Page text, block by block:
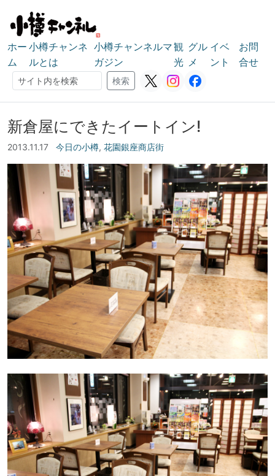
ホー
ム
小樽チャンネ
ルとは
小樽チャンネルマ
ガジン
観
光
グル
メ
イベ
ント
お問
合せ
検索
検索
新倉屋にできたイートイン!
2013.11.17 今日の小樽, 花園銀座商店街